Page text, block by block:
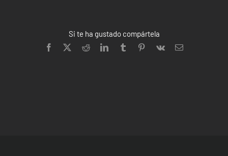
Si te ha gustado compártela
Facebook RedditLinkedInTumblr Pinterest
Vk
Correo